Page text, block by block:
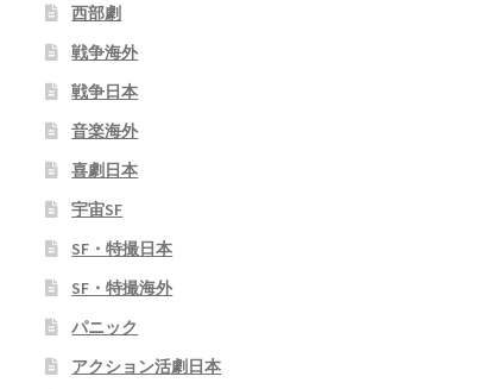
西部劇
戦争海外
戦争日本
音楽海外
喜劇日本
宇宙SF
SF・特撮日本
SF・特撮海外
パニック
アクション活劇日本